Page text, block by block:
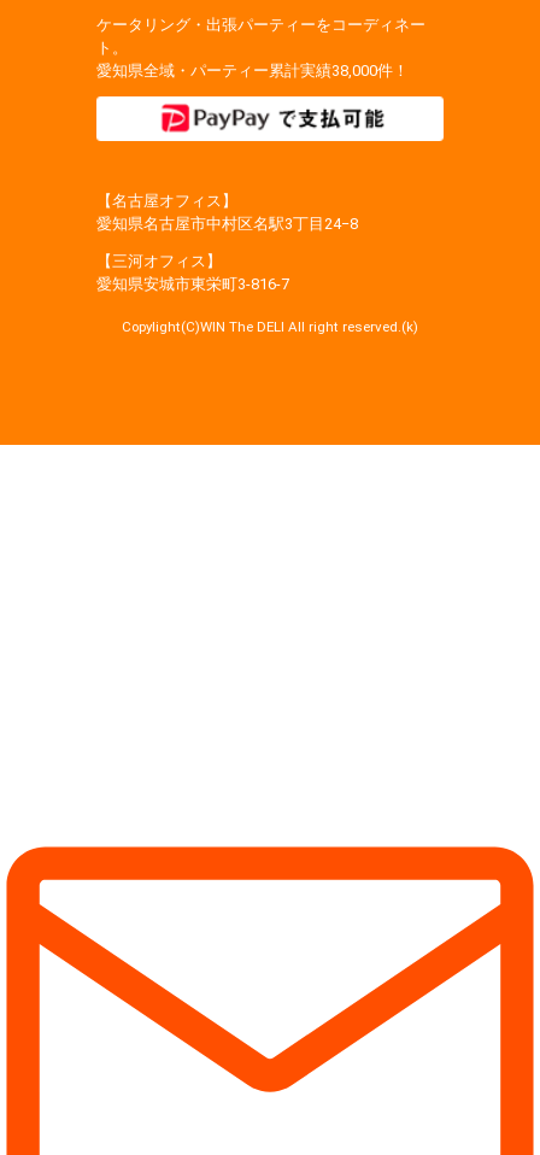
ケータリング・出張パーティーをコーディネー
ト。
愛知県全域・パーティー累計実績38,000件！
【名古屋オフィス】
愛知県名古屋市中村区名駅3丁目24−8
【三河オフィス】
愛知県安城市東栄町3‐816‐7
Copylight(C)WIN The DELI All right reserved.(k)